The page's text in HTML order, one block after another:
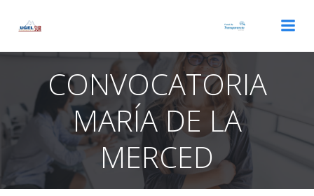
CONVOCATORIA
MARÍA DE LA
MERCED